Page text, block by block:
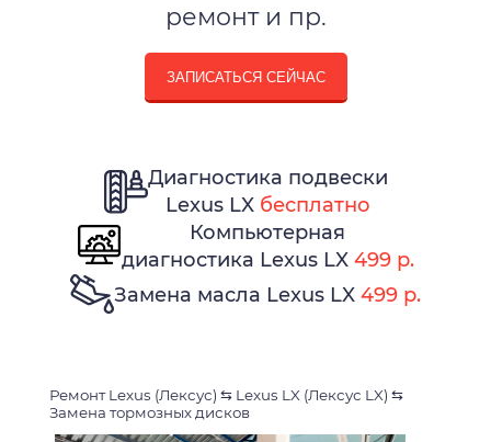
ремонт и пр.
ЗАПИСАТЬСЯ СЕЙЧАС
Диагностика подвески
Lexus LX бесплатно
Компьютерная
диагностика Lexus LX 499 р.
Замена масла Lexus LX 499 р.
Ремонт Lexus (Лексус) ⇆ Lexus LX (Лексус LX) ⇆
Замена тормозных дисков